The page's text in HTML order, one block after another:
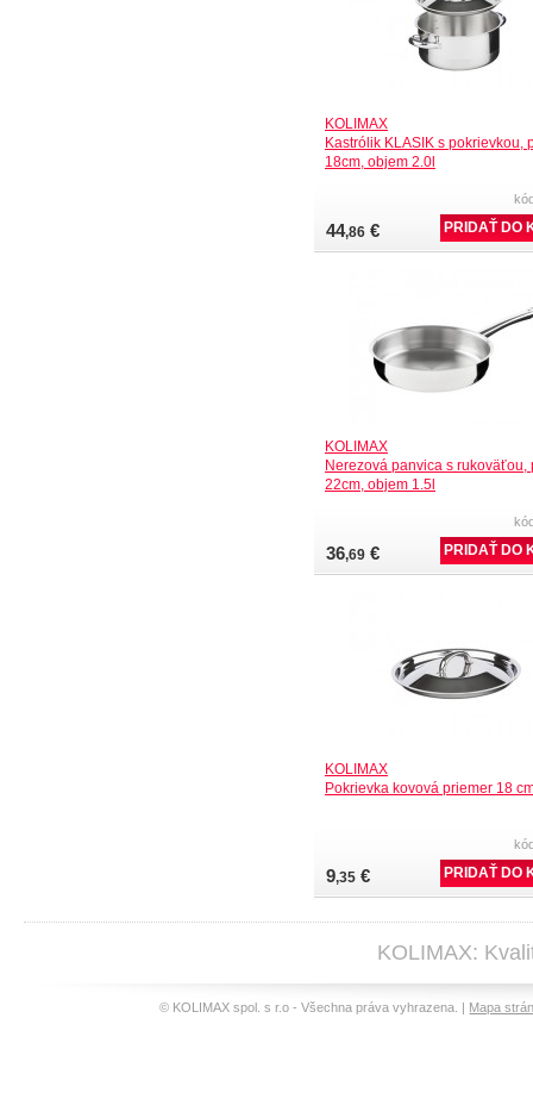
KOLIMAX
Kastrólik KLASIK s pokrievkou,
18cm, objem 2.0l
44,86 €
KOLIMAX
Nerezová panvica s rukoväťou,
22cm, objem 1.5l
36,69 €
KOLIMAX
Pokrievka kovová priemer 18
9,35 €
KOLIMAX:
© KOLIMAX spol. s r.o - Všechna práva vyhrazena. | Mapa